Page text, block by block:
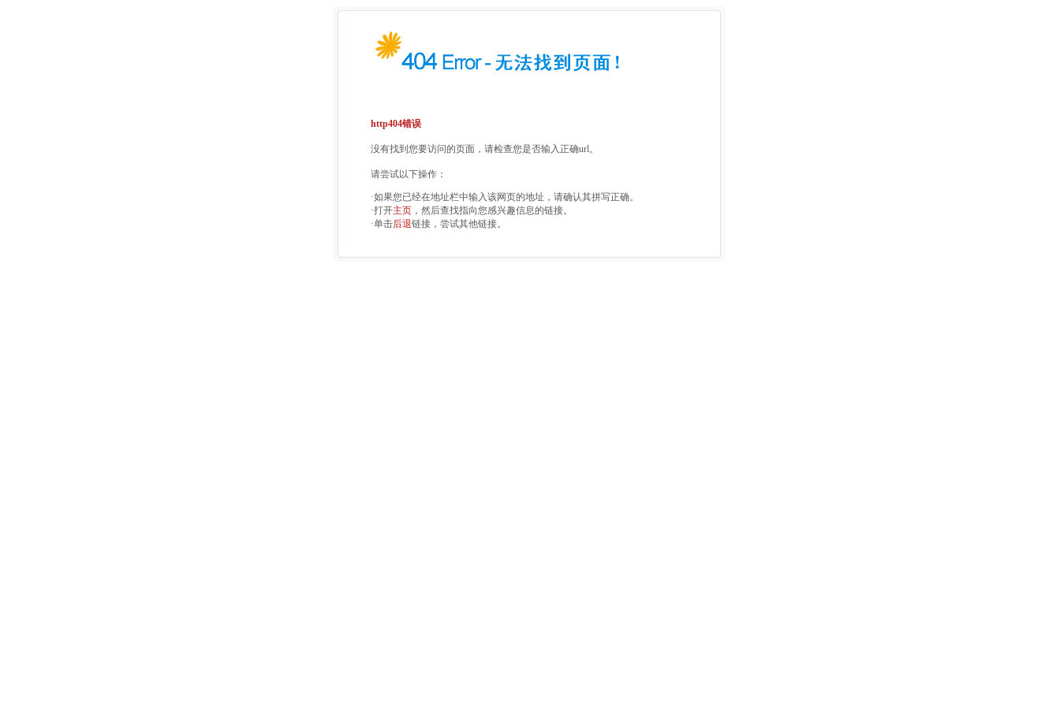
http404错误
没有找到您要访问的页面，请检查您是否输入正确url。
请尝试以下操作：
·如果您已经在地址栏中输入该网页的地址，请确认其拼写正确。
·打开主页 ，然后查找指向您感兴趣信息的链接。
·单击后退链接，尝试其他链接。